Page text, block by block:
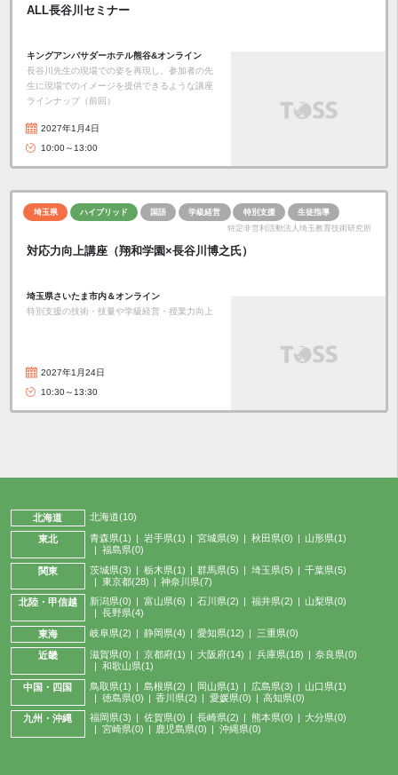
ALL長谷川セミナー
キングアンバサダーホテル熊谷&オンライン
長谷川先生の現場での姿を再現し、参加者の先
生に現場でのイメージを提供できるような講座
ラインナップ（前回）
2027年1月4日
10:00～13:00
埼玉県 ハイブリッド 国語 学級経営 特別支援
生徒指導
特定非営利活動法人埼玉教育技術研究所
対応力向上講座（翔和学園×長谷川博之氏）
埼玉県さいたま市内＆オンライン
特別支援の技術・技量や学級経営・授業力向上
2027年1月24日
10:30～13:30
北海道 北海道(10)
東北 青森県(1) 岩手県(1) 宮城県(9) 秋田県(0)
山形県(1)
福島県(0)
関東
茨城県(3) 栃木県(1) 群馬県(5) 埼玉県(5)
千葉県(5)
東京都(28)
神奈川県(7)
北陸・甲信越
新潟県(0) 富山県(6) 石川県(2) 福井県(2)
山梨県(0)
長野県(4)
東海
岐阜県(2) 静岡県(4) 愛知県(12) 三重県(0)
近畿 滋賀県(0) 京都府(1) 大阪府(14) 兵庫県(18)
奈良県(0)
和歌山県(1)
中国・四国
鳥取県(1) 島根県(2) 岡山県(1) 広島県(3)
山口県(1)
徳島県(0)
香川県(2) 愛媛県(0)
高知県(0)
九州・沖縄
福岡県(3) 佐賀県(0) 長崎県(2) 熊本県(0)
大分県(0)
宮崎県(0)
鹿児島県(0) 沖縄県(0)